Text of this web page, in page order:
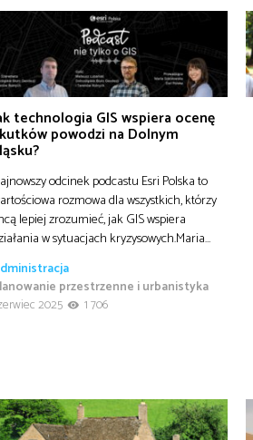
technologia GIS wspiera ocenę
powodzi na Dolnym
odcinek podcastu Esri Polska to
rozmowa dla wszystkich, którzy
lepiej zrozumieć, jak GIS wspiera
w sytuacjach kryzysowych.Maria…
przestrzenne i urbanistyka
2025
1 706